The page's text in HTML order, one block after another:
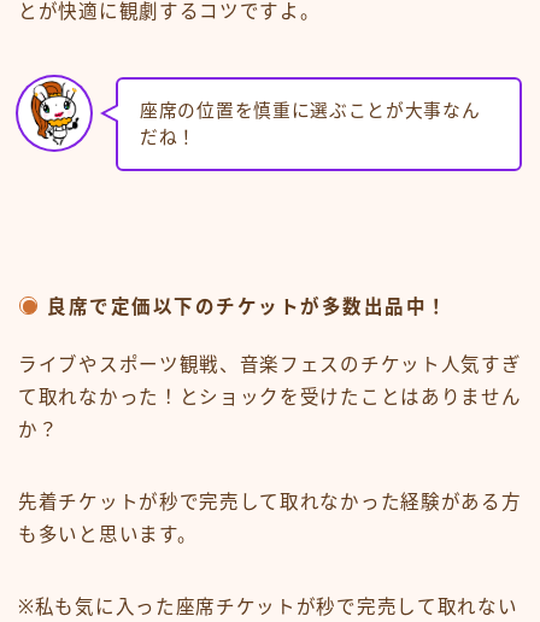
とが快適に観劇するコツですよ。
座席の位置を慎重に選ぶことが大事なん
だね！
良席で定価以下のチケットが多数出品中！
ライブやスポーツ観戦、音楽フェスのチケット人気すぎ
て取れなかった！とショックを受けたことはありません
か？
先着チケットが秒で完売して取れなかった経験がある方
も多いと思います。
※私も気に入った座席チケットが秒で完売して取れない